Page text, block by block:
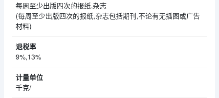
每周至少出版四次的报纸,杂志
(每周至少出版四次的报纸,杂志包括期刊,不论有无插图或广告
材料)
9%,13%
千克/